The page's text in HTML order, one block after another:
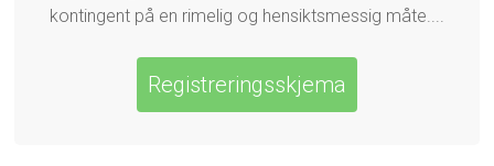
kontingent på en rimelig og hensiktsmessig måte....
Registreringsskjema